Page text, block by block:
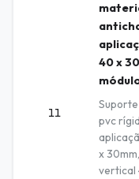
11
40 x
pvc
x
vertical